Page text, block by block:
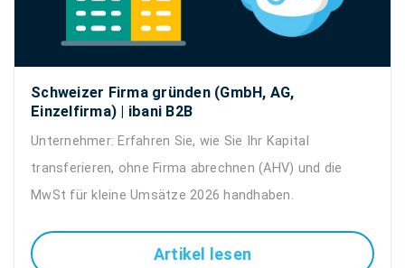
Schweizer Firma gründen (GmbH, AG,
Einzelfirma) | ibani B2B
Unternehmer: Erfahren Sie, wie Sie Ihr Kapital
transferieren, ohne Firma abrechnen (AHV) und die
MwSt für kleine Umsätze 2026 handhaben.
Artikel lesen